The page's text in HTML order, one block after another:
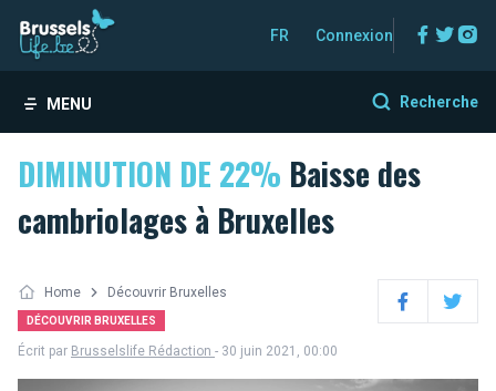
FR Connexion
MENU Recherche
DIMINUTION DE 22% Baisse des
cambriolages à Bruxelles
Home Découvrir Bruxelles
DÉCOUVRIR BRUXELLES FacebookTwitter
Écrit par Brusselslife Rédaction - 30 juin 2021, 00:00